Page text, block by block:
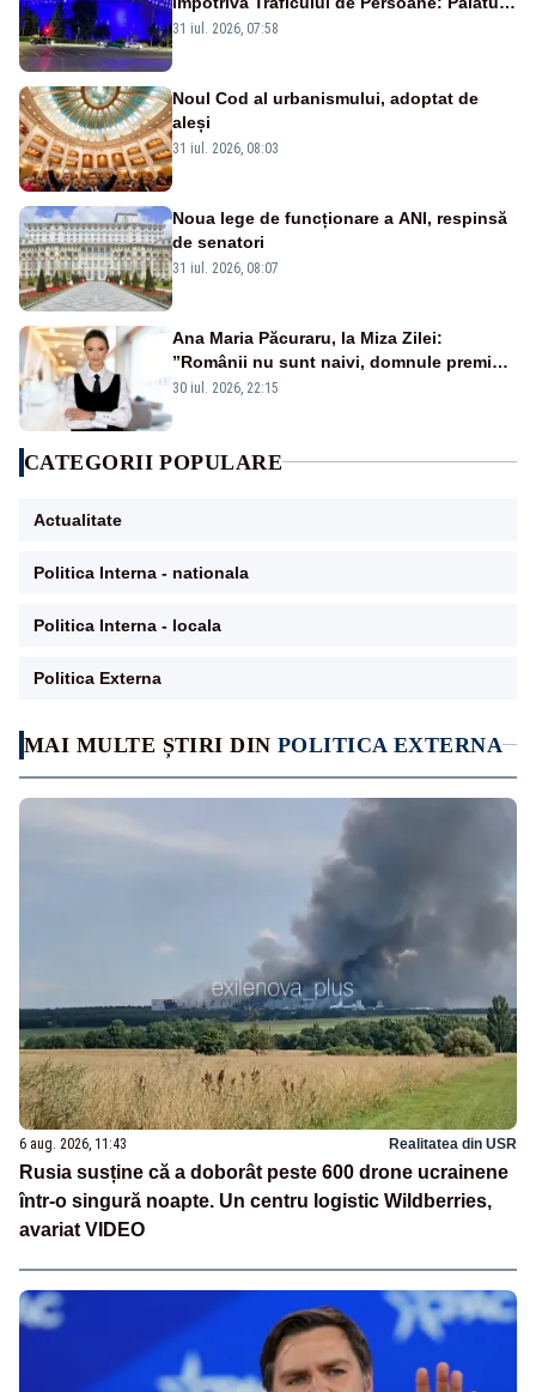
MAI MULTE ȘTIRI DIN POLITICA EXTERNA
6 aug. 2026, 11:43 Realitatea din USR
Rusia susține că a doborât peste 600 drone ucrainene
într-o singură noapte. Un centru logistic Wildberries,
avariat VIDEO
Victoria, iluminat în albastru
31 iul. 2026, 07:58
Noul Cod al urbanismului, adoptat de
aleși
31 iul. 2026, 08:03
Noua lege de funcționare a ANI, respinsă
de senatori
31 iul. 2026, 08:07
Ana Maria Păcuraru, la Miza Zilei:
”Românii nu sunt naivi, domnule premier
Bolojan”
30 iul. 2026, 22:15
CATEGORII POPULARE
Actualitate
Politica Interna - nationala
Politica Interna - locala
Politica Externa